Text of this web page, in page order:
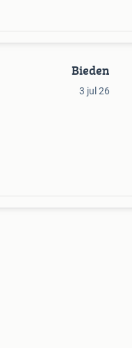
Bieden
3 jul 26